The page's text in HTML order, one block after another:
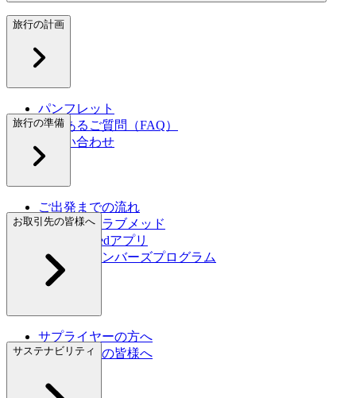
旅行の計画
パンフレット
よくあるご質問（FAQ）
お問い合わせ
旅行の準備
ご出発までの流れ
初めてのクラブメッド
My Club Medアプリ
グレートメンバーズプログラム
旅行保険
お取引先の皆様へ
サプライヤーの方へ
旅行代理店の皆様へ
サステナビリティ